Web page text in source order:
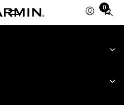
0
Total
items
cart: